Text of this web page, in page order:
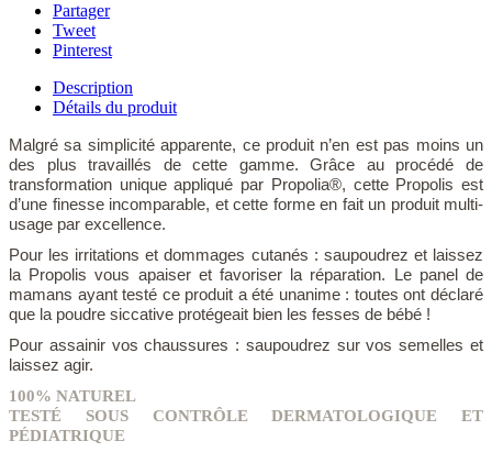
Partager
Tweet
Pinterest
Description
Détails du produit
Malgré sa simplicité apparente, ce produit n’en est pas moins un
des plus travaillés de cette gamme. Grâce au procédé de
transformation unique appliqué par Propolia®, cette Propolis est
d’une finesse incomparable, et cette forme en fait un produit multi-
usage par excellence.
Pour les irritations et dommages cutanés : saupoudrez et laissez
la Propolis vous apaiser et favoriser la réparation. Le panel de
mamans ayant testé ce produit a été unanime : toutes ont déclaré
que la poudre siccative protégeait bien les fesses de bébé !
Pour assainir vos chaussures : saupoudrez sur vos semelles et
laissez agir.
100% NATUREL
TESTÉ SOUS CONTRÔLE DERMATOLOGIQUE ET
PÉDIATRIQUE